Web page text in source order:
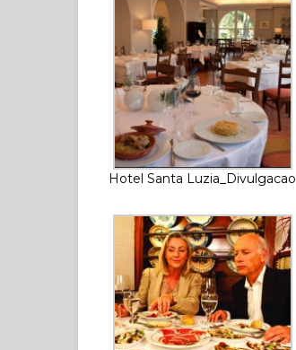
Hotel Santa Luzia_Divulgacao